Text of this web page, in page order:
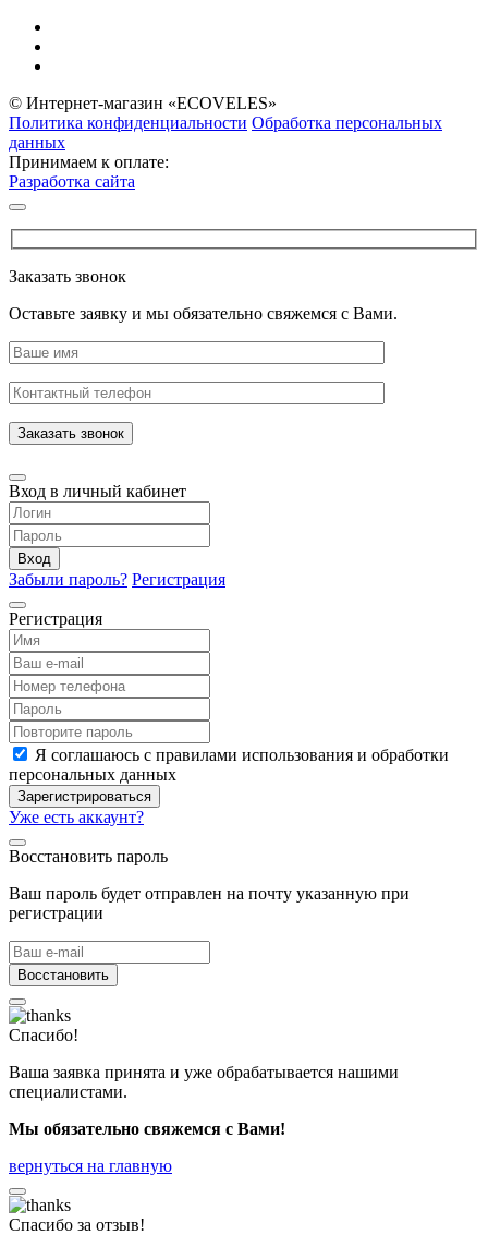
© Интернет-магазин «ECOVELES»
Политика конфиденциальности Обработка персональных
данных
Принимаем к оплате:
Разработка сайта
Заказать звонок
Оставьте заявку и мы обязательно свяжемся с Вами.
Заказать звонок
Вход в личный кабинет
Вход
Забыли пароль? Регистрация
Регистрация
Я соглашаюсь с правилами использования и обработки
персональных данных
Зарегистрироваться
Уже есть аккаунт?
Восстановить пароль
Ваш пароль будет отправлен на почту указанную при
регистрации
Восстановить
Спасибо!
Ваша заявка принята и уже обрабатывается нашими
специалистами.
Мы обязательно свяжемся с Вами!
вернуться на главную
Спасибо за отзыв!